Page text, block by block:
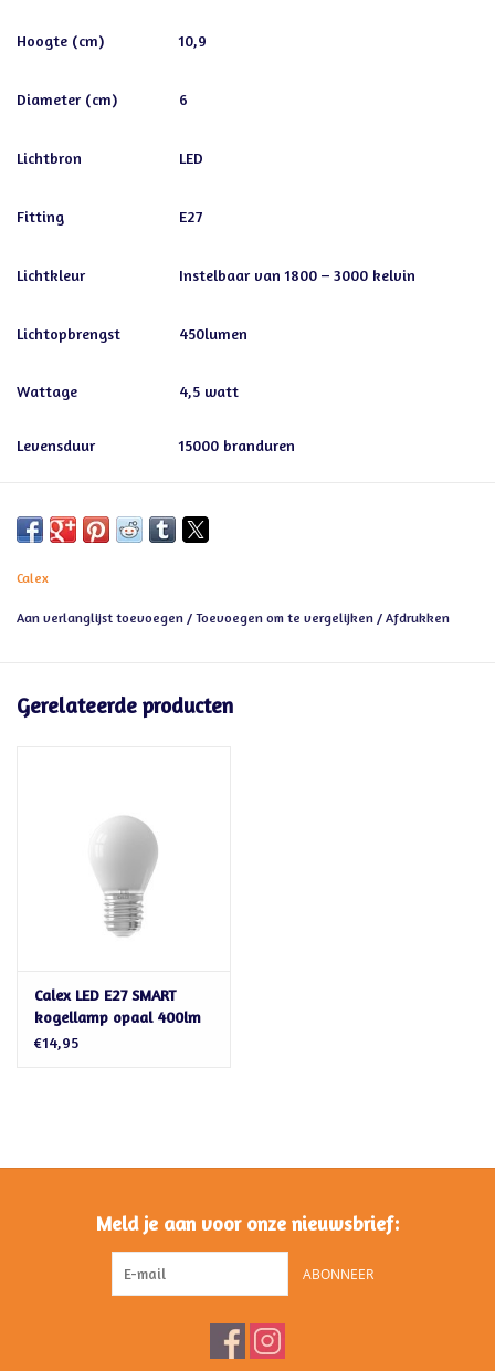
Hoogte (cm) 10,9
Diameter (cm) 6
Lichtbron LED
Fitting E27
Lichtkleur Instelbaar van 1800 – 3000 kelvin
Lichtopbrengst 450lumen
Wattage 4,5 watt
Levensduur 15000 branduren
Calex
Aan verlanglijst toevoegen / Toevoegen om te vergelijken / Afdrukken
Gerelateerde producten
Calex LED E27 SMART
kogellamp opaal 400lm
€14,95
Meld je aan voor onze nieuwsbrief:
ABONNEER